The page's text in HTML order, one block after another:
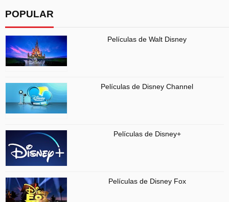
POPULAR
Películas de Walt Disney
Películas de Disney Channel
Películas de Disney+
Películas de Disney Fox